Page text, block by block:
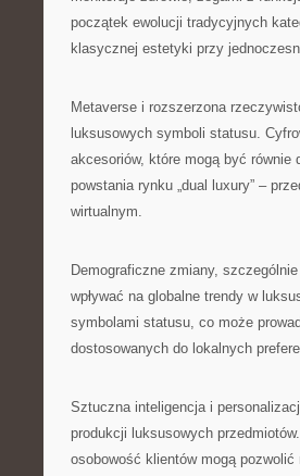
początek ewolucji tradycyjnych
klasycznej estetyki przy
Metaverse i rozszerzona
luksusowych symboli statusu.
akcesoriów, które mogą być równie
powstania rynku „dual luxury” –
wirtualnym.
Demograficzne zmiany,
wpływać na globalne trendy w
symbolami statusu, co może
dostosowanych do lokalnych
Sztuczna inteligencja i
produkcji luksusowych
osobowość klientów mogą